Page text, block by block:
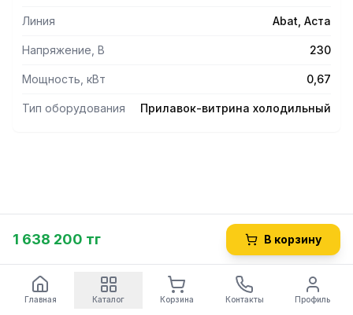
В комплект входят направляющие без стыков.
Линия Abat, Аста
Напряжение, В 230
Мощность, кВт 0,67
Тип оборудования Прилавок-витрина холодильный
1 638 200 тг В корзину
Главная Каталог Корзина Контакты Профиль